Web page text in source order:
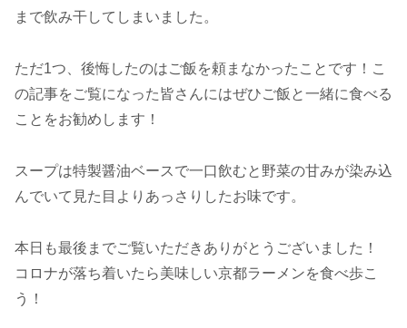
まで飲み干してしまいました。
ただ1つ、後悔したのはご飯を頼まなかったことです！こ
の記事をご覧になった皆さんにはぜひご飯と一緒に食べる
ことをお勧めします！
スープは特製醤油ベースで一口飲むと野菜の甘みが染み込
んでいて見た目よりあっさりしたお味です。
本日も最後までご覧いただきありがとうございました！
コロナが落ち着いたら美味しい京都ラーメンを食べ歩こ
う！